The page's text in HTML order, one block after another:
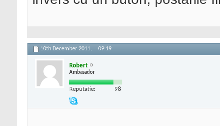
10th December 2011, 09:19
Robert
Ambasador
Reputatie: 98